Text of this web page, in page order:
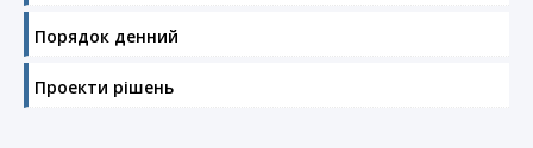
Порядок денний
Проекти рішень